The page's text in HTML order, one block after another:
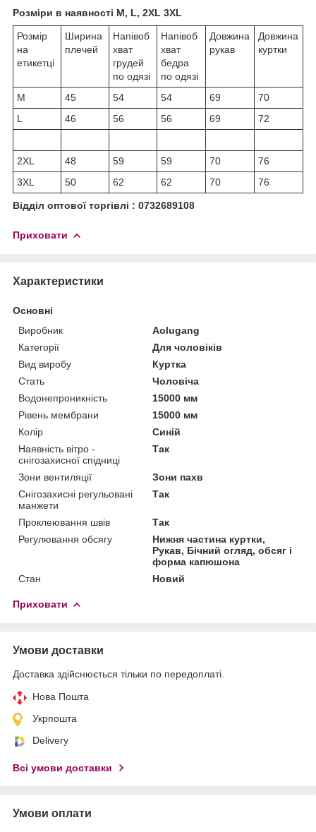
Розміри в наявності M, L, 2XL 3XL
Розмір
на
етикетці
Ширина
плечей
Напівоб
хват
грудей
по одязі
Напівоб
хват
бедра
по одязі
Довжина
рукав
Довжина
куртки
M 45 54 54 69
70
L
46 56 56 69 72
2XL 48 59 59 70
76
3XL
50 62 62 70 76
Відділ оптової торгівлі : 0732689108
Приховати
Характеристики
Основні
Виробник
Aolugang
Категорії
Для чоловіків
Вид виробу
Куртка
Стать
Чоловіча
Водонепроникність
15000 мм
Рівень мембрани
15000 мм
Колір
Синій
Наявність вітро -
снігозахисної спідниці
Так
Зони вентиляції
Зони пахв
Снігозахисні регульовані
манжети
Так
Проклеювання швів
Так
Регулювання обсягу
Нижня частина куртки,
Рукав, Бічний огляд, обсяг і
форма капюшона
Стан
Новий
Приховати
Умови доставки
Доставка здійснюється тільки по передоплаті.
Нова Пошта
Укрпошта
Delivery
Всі умови доставки
Умови оплати